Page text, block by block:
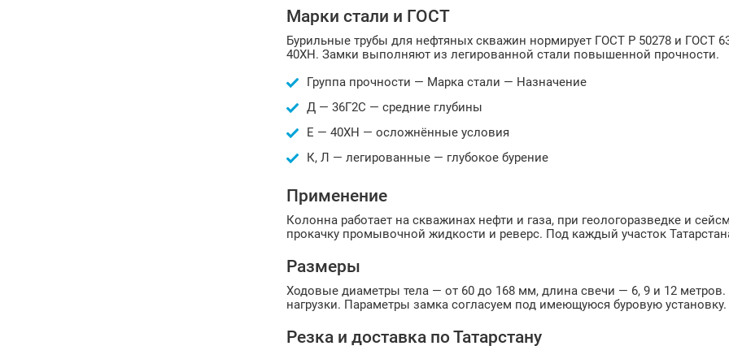
Марки стали и ГОСТ
Бурильные трубы для нефтяных скважин нормирует ГОСТ Р 50278 и ГОСТ
40ХН. Замки выполняют из легированной стали повышенной прочности.
Группа прочности — Марка стали — Назначение
Д — 36Г2С — средние глубины
Е — 40ХН — осложнённые условия
К, Л — легированные — глубокое бурение
Применение
Колонна работает на скважинах нефти и газа, при геологоразведке и
прокачку промывочной жидкости и реверс. Под каждый участок
Размеры
Ходовые диаметры тела — от 60 до 168 мм, длина свечи — 6, 9 и 12
нагрузки. Параметры замка согласуем под имеющуюся буровую установку.
Резка и доставка по Татарстану